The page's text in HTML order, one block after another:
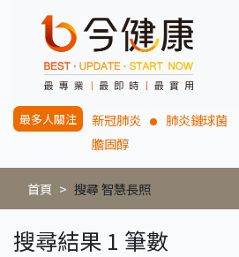
最多人關注 新冠肺炎 肺炎鏈球菌
膽固醇
首頁 搜尋 智慧長照
搜尋結果 1 筆數